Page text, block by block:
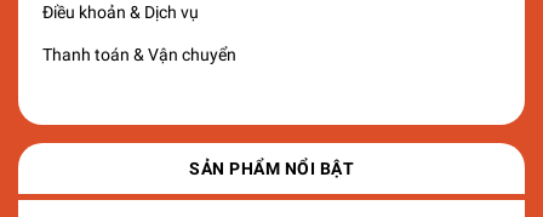
Điều khoản & Dịch vụ
Thanh toán & Vận chuyển
SẢN PHẨM NỔI BẬT